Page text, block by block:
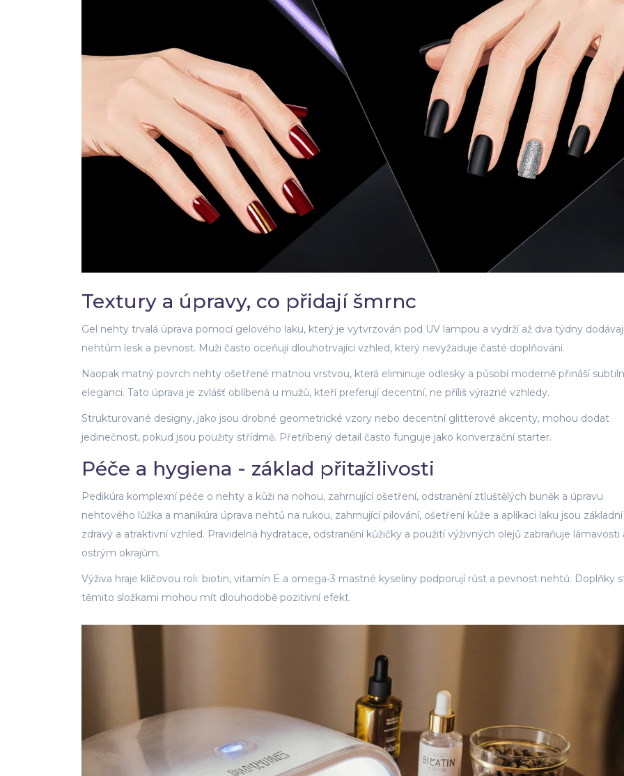
Textury a úpravy, co přidají šmrnc
Gel nehty trvalá úprava pomocí gelového laku, který je vytvrzován pod UV lampou a vydrží až dva týdny
nehtům lesk a pevnost. Muži často oceňují dlouhotrvající vzhled, který nevyžaduje časté doplňování.
Naopak matný povrch nehty ošetřené matnou vrstvou, která eliminuje odlesky a působí moderně přináší
eleganci. Tato úprava je zvlášť oblíbená u mužů, kteří preferují decentní, ne příliš výrazné vzhledy.
Strukturované designy, jako jsou drobné geometrické vzory nebo decentní glitterové akcenty, mohou dodat
jedinečnost, pokud jsou použity střídmě. Přetříbený detail často funguje jako konverzační starter.
Péče a hygiena - základ přitažlivosti
Pedikúra komplexní péče o nehty a kůži na nohou, zahrnující ošetření, odstranění ztluštělých buněk a úpravu
nehtového lůžka a manikúra úprava nehtů na rukou, zahrnující pilování, ošetření kůže a aplikaci laku jsou
zdravý a atraktivní vzhled. Pravidelná hydratace, odstranění kůžičky a použití výživných olejů zabraňuje lámavosti
ostrým okrajům.
Výživa hraje klíčovou roli: biotin, vitamín E a omega‑3 mastné kyseliny podporují růst a pevnost nehtů. Doplňky
těmito složkami mohou mít dlouhodobě pozitivní efekt.